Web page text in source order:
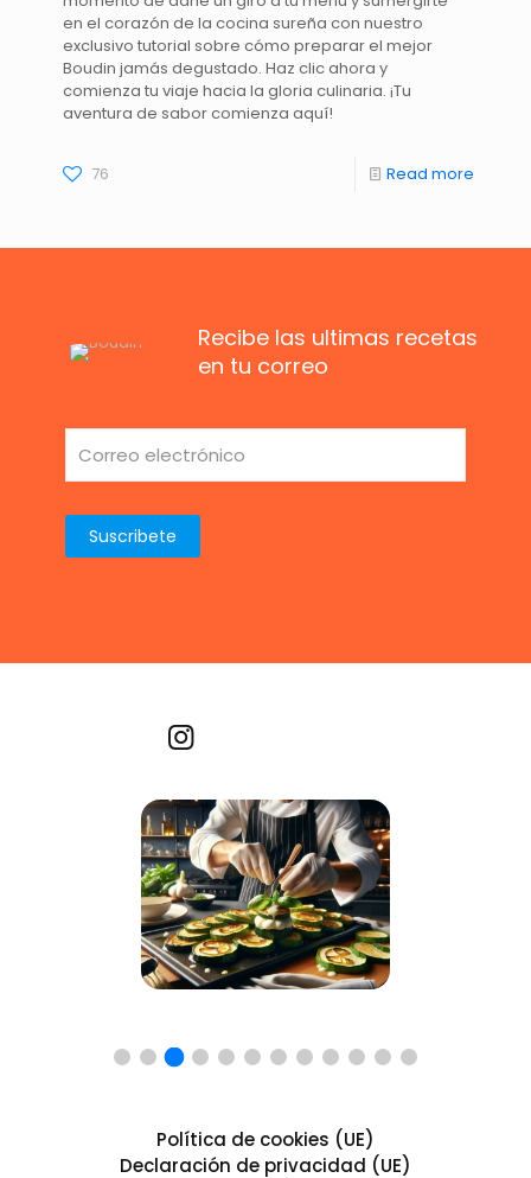
en el corazón de la cocina sureña con nuestro
exclusivo tutorial sobre cómo preparar el mejor
Boudin jamás degustado. Haz clic ahora y
comienza tu viaje hacia la gloria culinaria. ¡Tu
aventura de sabor comienza aquí!
76 Read more
Recibe las ultimas recetas
en tu correo
Política de cookies (UE)
Declaración de privacidad (UE)